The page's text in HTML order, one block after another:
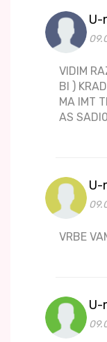
U-
VIDIM
BI )
MA IMT
AS
U-
VRBE
U-